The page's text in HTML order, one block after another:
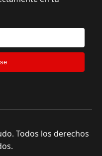
Todos los derechos